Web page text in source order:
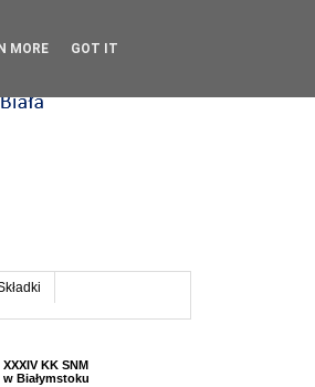
XXXIV KK SNM
w Białymstoku
MORE GOT IT